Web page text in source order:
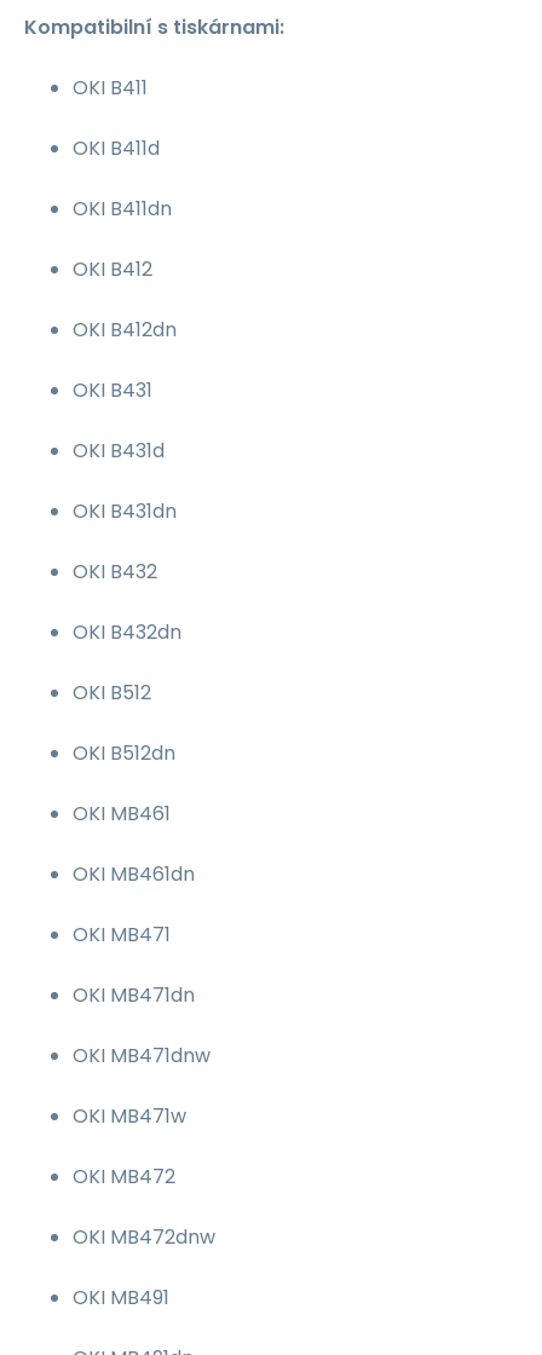
Kompatibilní s tiskárnami:
OKI B411
OKI B411d
OKI B411dn
OKI B412
OKI B412dn
OKI B431
OKI B431d
OKI B431dn
OKI B432
OKI B432dn
OKI B512
OKI B512dn
OKI MB461
OKI MB461dn
OKI MB471
OKI MB471dn
OKI MB471dnw
OKI MB471w
OKI MB472
OKI MB472dnw
OKI MB491